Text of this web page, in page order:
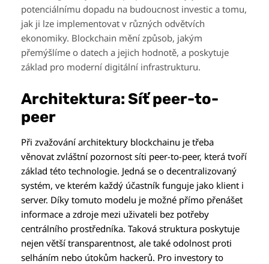
potenciálnímu dopadu na budoucnost investic a tomu,
jak ji lze implementovat v různých odvětvích
ekonomiky. Blockchain mění způsob, jakým
přemýšlíme o datech a jejich hodnotě, a poskytuje
základ pro moderní digitální infrastrukturu.
Architektura: Síť peer-to-
peer
Při zvažování architektury blockchainu je třeba
věnovat zvláštní pozornost síti peer-to-peer, která tvoří
základ této technologie. Jedná se o decentralizovaný
systém, ve kterém každý účastník funguje jako klient i
server. Díky tomuto modelu je možné přímo přenášet
informace a zdroje mezi uživateli bez potřeby
centrálního prostředníka. Taková struktura poskytuje
nejen větší transparentnost, ale také odolnost proti
selháním nebo útokům hackerů. Pro investory to